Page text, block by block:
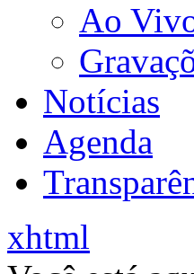
Ao
Notícias
Agenda
xhtml